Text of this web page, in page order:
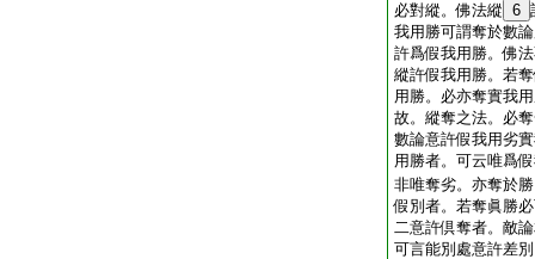
必對縱。佛法縱 6
我用勝可謂奪於數
許爲假我用勝。佛
縱許假我用勝。若
用勝。必亦奪實我
故。縱奪之法。必
數論意許假我用劣
用勝者。可云唯爲
非唯奪劣。亦奪於
假別者。若奪眞勝
二意許倶奪者。敵
可言能別處意許差